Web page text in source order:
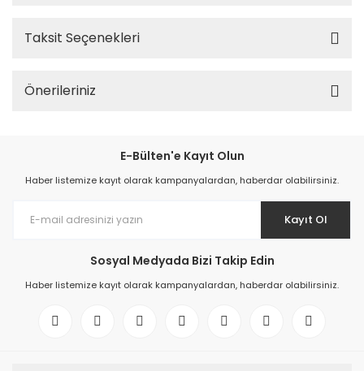
Taksit Seçenekleri
Önerileriniz
E-Bülten'e Kayıt Olun
Haber listemize kayıt olarak kampanyalardan, haberdar olabilirsiniz.
Kayıt Ol
Sosyal Medyada Bizi Takip Edin
Haber listemize kayıt olarak kampanyalardan, haberdar olabilirsiniz.